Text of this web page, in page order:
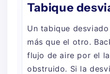
Tabique
Un tabique
más que el otro.
flujo de aire por el
obstruido. Si la